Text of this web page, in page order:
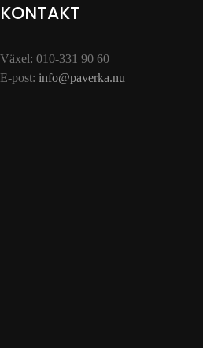
KONTAKT
Växel: 010-331 90 60
E-post: info@paverka.nu